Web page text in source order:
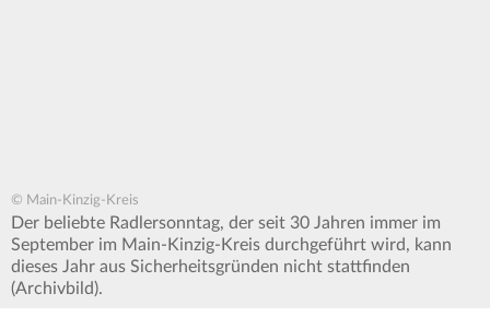
© Main-Kinzig-Kreis
Der beliebte Radlersonntag, der seit 30 Jahren immer im
September im Main-Kinzig-Kreis durchgeführt wird, kann
dieses Jahr aus Sicherheitsgründen nicht stattfinden
(Archivbild).